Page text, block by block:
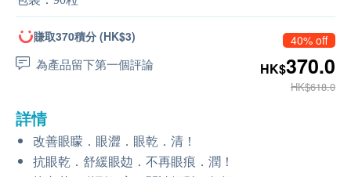
賺取370積分 (HK$3)
為產品留下第一個評論
40% off
HK$370.0
HK$618.0
詳情
改善眼矇．眼澀．眼乾．清！
抗眼乾．舒緩眼攰．不再眼痕．潤！